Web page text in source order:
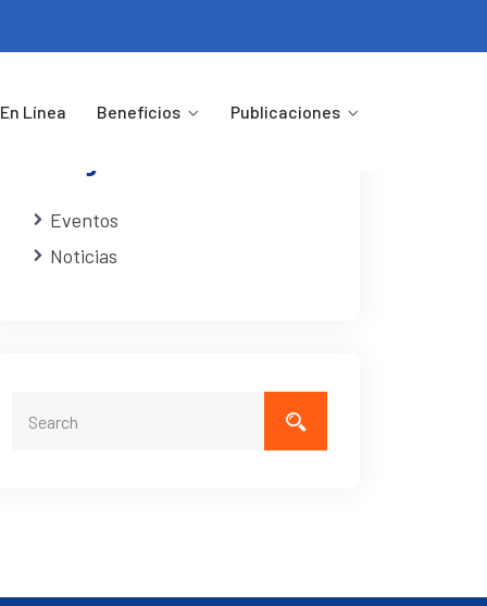
En Línea Beneficios Publicaciones
Eventos
Noticias